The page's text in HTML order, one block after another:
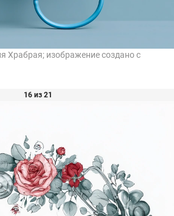
Храбрая; изображение создано с
16 из 21